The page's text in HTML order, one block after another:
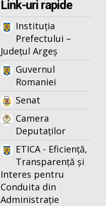
Link-uri rapide
Instituția
Prefectului –
Județul Argeș
Guvernul
Romaniei
Senat
Camera
Deputaților
ETICA - Eficiență,
Transparență și
Interes pentru
Conduita din
Administrație